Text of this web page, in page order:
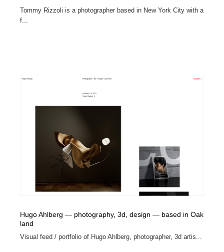
Tommy Rizzoli is a photographer based in New York City with a
f...
Hugo Ahlberg — photography, 3d, design — based in Oak
land
Visual feed / portfolio of Hugo Ahlberg, photographer, 3d artis...